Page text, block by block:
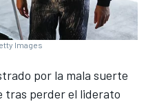
Images
por la mala suerte
tras perder el liderato